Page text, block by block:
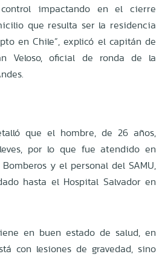
impactando en el cierre
que resulta ser la residencia
en Chile”, explicó el capitán de
Veloso, oficial de ronda de la
que el hombre, de 26 años,
por lo que fue atendido en
y el personal del SAMU,
hasta el Hospital Salvador en
en buen estado de salud, en
con lesiones de gravedad, sino